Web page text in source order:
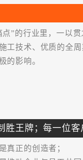
实例大奖赛金/银奖
优秀奖”
内设计明星大赛银
”的行业里，一以贯
工技术、优质的全
的影响。
胜王牌；每一位
真正的创造者；